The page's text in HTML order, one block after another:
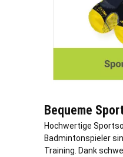
Bequeme
Hochwertige
Badmintonspieler
Training. Dank